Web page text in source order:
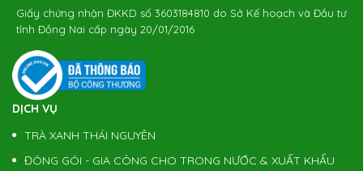
Giấy chứng nhận ĐKKD số 3603184810 do Sở Kế hoạch và Đầu tư
tỉnh Đồng Nai cấp ngày 20/01/2016
DỊCH VỤ
TRÀ XANH THÁI NGUYÊN
ĐÓNG GÓI - GIA CÔNG CHO TRONG NƯỚC & XUẤT KHẨU